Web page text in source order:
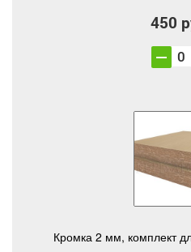
450
Кромка 2 мм, комплект